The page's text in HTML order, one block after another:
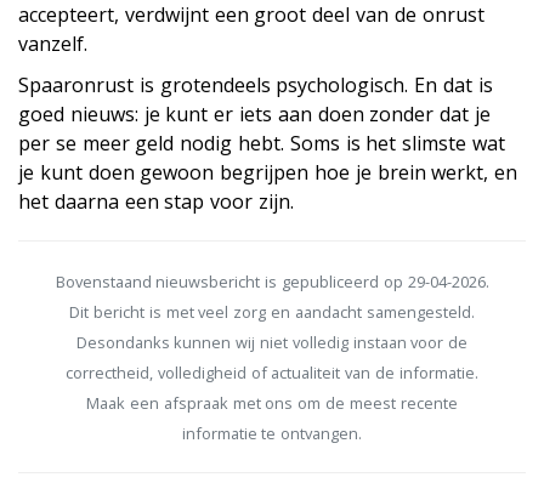
accepteert, verdwijnt een groot deel van de onrust
vanzelf.
Spaaronrust is grotendeels psychologisch. En dat is
goed nieuws: je kunt er iets aan doen zonder dat je
per se meer geld nodig hebt. Soms is het slimste wat
je kunt doen gewoon begrijpen hoe je brein werkt, en
het daarna een stap voor zijn.
Bovenstaand nieuwsbericht is gepubliceerd op 29-04-2026.
Dit bericht is met veel zorg en aandacht samengesteld.
Desondanks kunnen wij niet volledig instaan voor de
correctheid, volledigheid of actualiteit van de informatie.
Maak een afspraak met ons om de meest recente
informatie te ontvangen.